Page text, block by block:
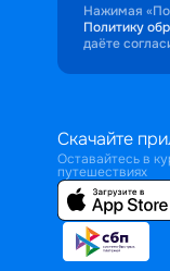
Нажимая
Политику
даёте
Скачайте
Оставайтесь в
путешествиях